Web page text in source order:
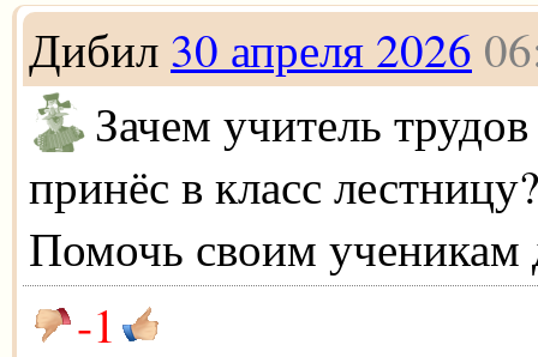
Дибил 30 апреля 2026
Зачем учитель трудов
принёс в класс лестницу?
Помочь своим ученикам
-1